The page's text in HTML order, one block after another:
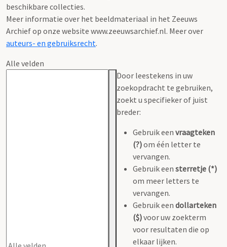
beschikbare collecties.
Meer informatie over het beeldmateriaal in het Zeeuws
Archief op onze website www.zeeuwsarchief.nl. Meer over
auteurs- en gebruiksrecht.
Alle velden
Door leestekens in uw
zoekopdracht te gebruiken,
zoekt u specifieker of juist
breder:
Gebruik een vraagteken
(?)om één letter te
vervangen.
Gebruik een sterretje (*)
om meer letters te
vervangen.
Gebruik een dollarteken
($)voor uw zoekterm
voor resultaten die op
elkaar lijken.